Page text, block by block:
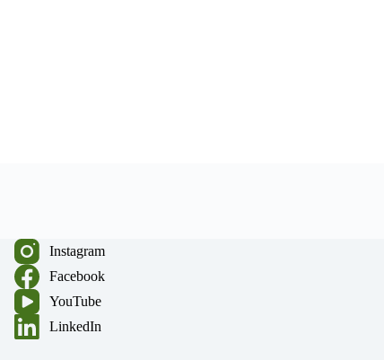
Instagram
Facebook
YouTube
LinkedIn